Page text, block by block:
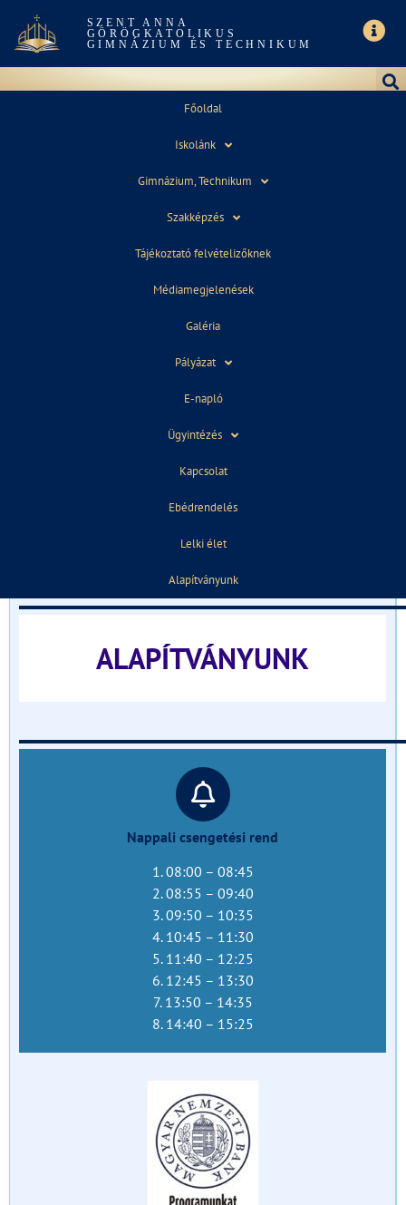
SZENT ANNA
GÖRÖGKATOLIKUS
GIMNÁZIUM ÉS TECHNIKUM
Főoldal
Iskolánk
Gimnázium, Technikum
Szakképzés
Tájékoztató felvételizőknek
Médiamegjelenések
Galéria
Pályázat
E-napló
Ügyintézés
Kapcsolat
Ebédrendelés
Lelki élet
Alapítványunk
GALLERY
TÁJÉKOZTATÓ FELVÉTELIZŐKNEK
ALAPÍTVÁNYUNK
Nappali csengetési rend
1. 08:00 – 08:45
2. 08:55 – 09:40
3. 09:50 – 10:35
4. 10:45 – 11:30
5. 11:40 – 12:25
6. 12:45 – 13:30
7. 13:50 – 14:35
8. 14:40 – 15:25